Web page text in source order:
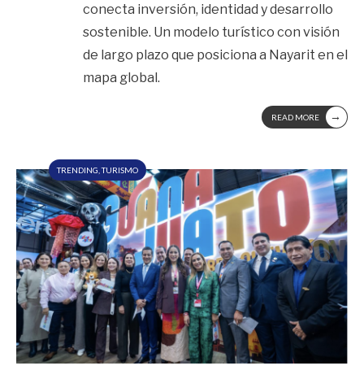
conecta inversión, identidad y desarrollo
sostenible. Un modelo turístico con visión
de largo plazo que posiciona a Nayarit en el
mapa global.
READ MORE →
TRENDING ,TURISMO